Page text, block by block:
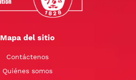
Mapa del sitio
Contáctenos
Quiénes somos